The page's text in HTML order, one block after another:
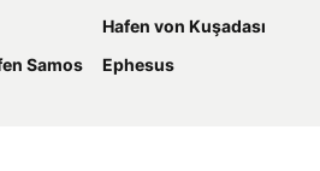
Hafen von Kuşadası
Samos Ephesus